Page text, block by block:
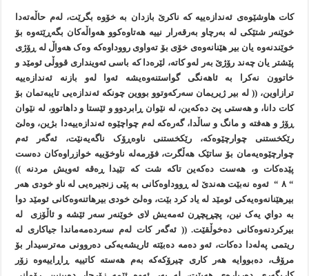
کات هاوشێوەی ئەندازەييە کە ناکرێ بازدان بە خۆوە بگرێت، لەم حاڵەتەدا
خوێنەر شتێکی لە بەرچاو بەرقەرار نييە هەتاوەکوو هەواڵەکان بگەڕێتەوە بۆ
خوێندنەوە يان بير هێنانەوەی خۆی بۆ تەواوی رووداوەکە وەک هەواڵ لە ڕۆژی
پێشتر يان چەند رۆژێ بەر لەو کاتە، لێرەدا کە باسی ئەوينداری قووڵی ئومێد و
خاتوون نەکرا بە ئاهەنگی گواستنەوەيشە ئەوا لەو بازنە ئەندازەييە
ترازاوين، (( لە بير ژيريمان سەرکەوتوو بووين چونکە ئەندازەیی تايبەتمان بۆ
کات دانا، و هەستی پێ دەکەين، لە نێوان ڕابردوو و ئێستا و داهاتوو، لە نێوان
ڕۆژ و هەفتە و مانگ و ساڵدا، گەرەکە لەم چواچێوە ئەندازەييەدا بژين، وەلێ
رێکخستنی چوارچێوەکە، رێکخستنی ناوەڕۆک ناگەيەنێت، ئەگەر ئەم
چوارچێوەيەمان بۆ ساتێک هەڵگرت، فۆرمەلە ناوخۆييە خوازراوەکان دەست
پێدەکات و، هەست دەکەين تاکە شت کە تێيدا ڕەقە ئەويش مردنە ))
“ ٨ “ ئەوە نەبێت هەندێ لە ڕووداوەکانی بە پێی زنجيرەیی لە ناو خودی هەر
بيرهێنانەوەيەکی ئومێد لە ياد کرد بێت، وەلێ خودی بيرهاتنەوەکانی ئومێد دوا
بە دواي يەک نين، پچڕپچڕن ئەمەيش لای خوێنەر سەر ئێشە و ئاڵۆزی لە
بيرکردنەوەکانی دەخوڵقێت. (( ئەگەر کات لەم سەردەمەماندا جياکاری لە
ريتمی پەلەدا دەکات، ئەو دەمە دەبێتە ئاريشەيەکی دەروونی مەترسيدار بۆ
مرۆڤ، دەبووايە هەر کاری چيرۆکەکە بەم هەستە کاتييە ڕاڕاييەوە زۆر